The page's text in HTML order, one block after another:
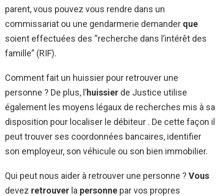
parent, vous pouvez vous rendre dans un
commissariat ou une gendarmerie demander que
soient effectuées des “recherche dans l’intérêt des
famille” (RIF).
Comment fait un huissier pour retrouver une
personne ? De plus, l’huissier de Justice utilise
également les moyens légaux de recherches mis à sa
disposition pour localiser le débiteur . De cette façon il
peut trouver ses coordonnées bancaires, identifier
son employeur, son véhicule ou son bien immobilier.
Qui peut nous aider à retrouver une personne ? Vous
devez retrouver la personne par vos propres